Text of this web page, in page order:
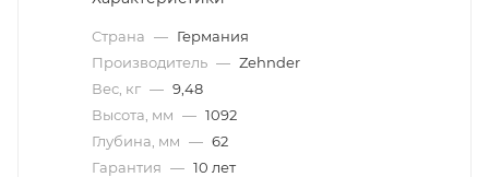
Страна — Германия
Производитель — Zehnder
Вес, кг — 9,48
Высота, мм — 1092
Глубина, мм — 62
Гарантия — 10 лет